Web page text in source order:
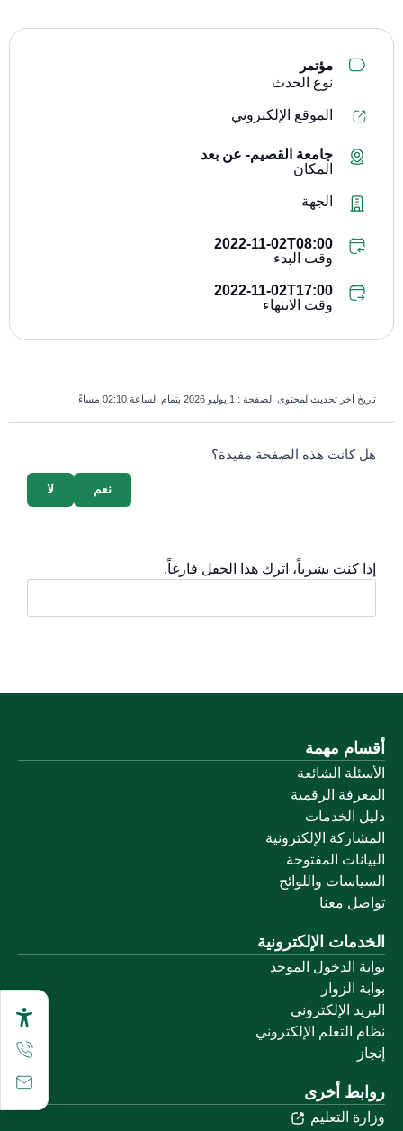
مؤتمر
نوع الحدث
الموقع الإلكتروني
جامعة القصيم- عن بعد
المكان
الجهة
2022-11-02T08:00
وقت البدء
2022-11-02T17:00
وقت الانتهاء
تاريخ آخر تحديث لمحتوى الصفحة : 1 يوليو 2026 بتمام الساعة 02:10 مساءً
survey_v2
هل كانت هذه الصفحة مفيدة؟
لا نعم
إذا كنت بشرياً، اترك هذا الحقل فارغاً.
أقسام مهمة
الأسئلة الشائعة
المعرفة الرقمية
دليل الخدمات
المشاركة الإلكترونية
البيانات المفتوحة
السياسات واللوائح
تواصل معنا
الخدمات الإلكترونية
بوابة الدخول الموحد
بوابة الزوار
البريد الإلكتروني
نظام التعلم الإلكتروني
إنجاز
روابط أخرى
وزارة التعليم